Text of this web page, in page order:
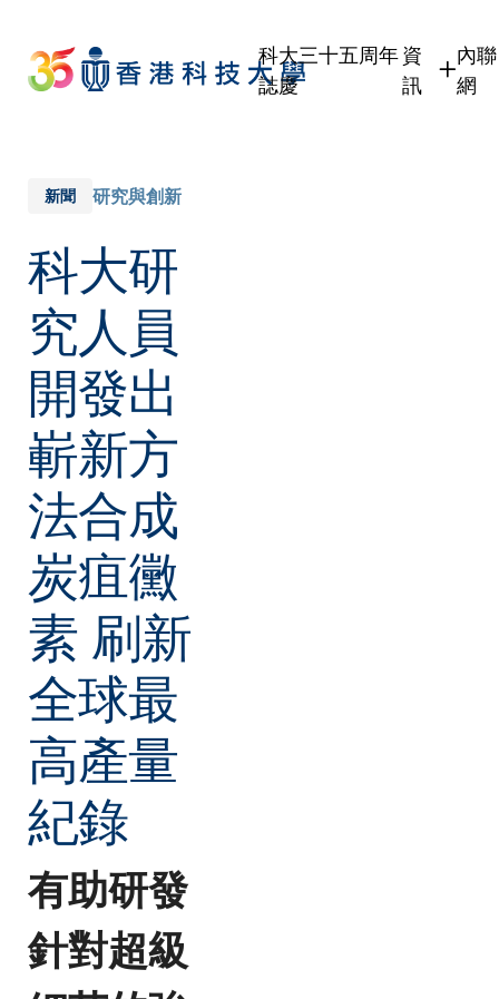
main
content
科大三十五周年
誌慶
資
訊
內聯
網
新聞 研究與創新
科大研
究人員
開發出
嶄新方
法合成
炭疽黴
素 刷新
全球最
高產量
紀錄
有助研發
針對超級